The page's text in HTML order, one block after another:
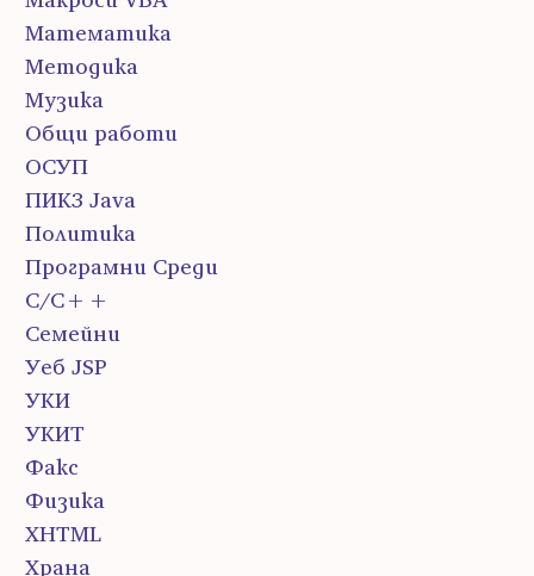
Математика
Методика
Музика
Общи работи
ОСУП
ПИК3 Java
Политика
Програмни Среди
С/С++
Семейни
Уеб JSP
УКИ
УКИТ
Факс
Физика
ХHTML
Храна